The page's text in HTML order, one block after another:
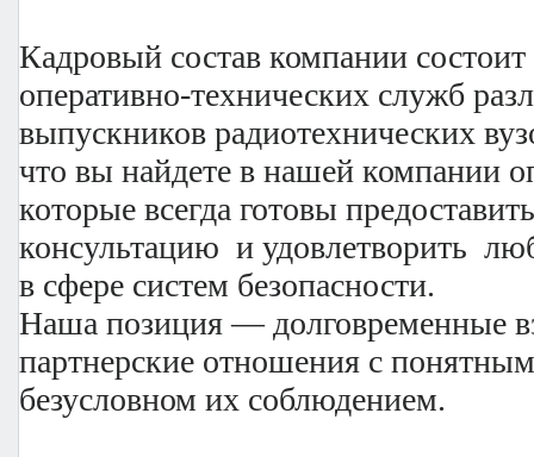
Кадровый состав компании
оперативно-технических служб
выпускников радиотехнических
что вы найдете в нашей компании
которые всегда готовы
консультацию и удовлетворить
в сфере систем
Наша позиция — долговременные
партнерские отношения с
безусловном их соблюдением.